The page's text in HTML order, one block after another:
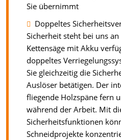
Sie übernimmt
Doppeltes
Sicherheit steht bei uns
Kettensäge mit Akku
doppeltes
Sie gleichzeitig die
Auslöser betätigen. Der
fliegende Holzspäne fern
während der Arbeit. Mit
Sicherheitsfunktionen
Schneidprojekte